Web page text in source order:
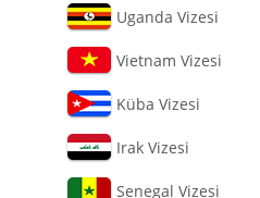
Uganda Vizesi
Vietnam Vizesi
Küba Vizesi
Irak Vizesi
Senegal Vizesi